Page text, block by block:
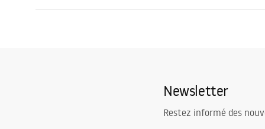
Couleur
Or brossé
280
PVD
Safety_Information_Faucets.pdf
Newsletter
Restez informé des